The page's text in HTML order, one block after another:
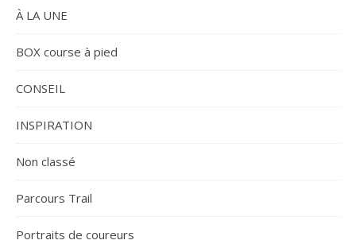
À LA UNE
BOX course à pied
CONSEIL
INSPIRATION
Non classé
Parcours Trail
Portraits de coureurs